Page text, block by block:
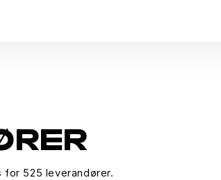
525 leverandører.